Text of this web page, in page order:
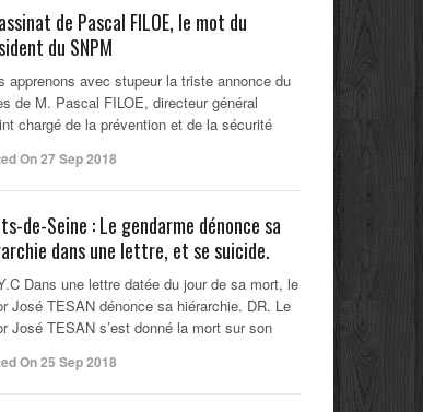
de Pascal FILOE, le mot du
du SNPM
apprenons avec stupeur la triste annonce du
de M. Pascal FILOE, directeur général
chargé de la prévention et de la sécurité
On 27 Sep 2018
de-Seine : Le gendarme dénonce sa
dans une lettre, et se suicide.
Dans une lettre datée du jour de sa mort, le
José TESAN dénonce sa hiérarchie. DR. Le
José TESAN s’est donné la mort sur son
On 25 Sep 2018